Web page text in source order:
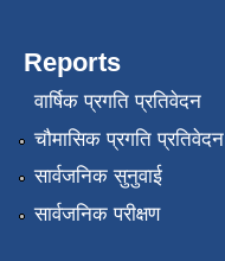
Reports
वार्षिक प्रगति प्रतिवेदन
चौमासिक प्रगति प्रतिवेदन
सार्वजनिक सुनुवाई
सार्वजनिक परीक्षण